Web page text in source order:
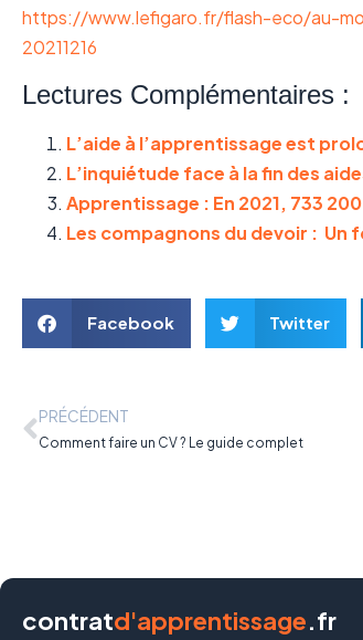
https://www.lefigaro.fr/flash-eco/au-
20211216
Lectures Complémentaires :
L’aide à l’apprentissage est
L’inquiétude face à la fin des
Apprentissage : En 2021, 733
Les compagnons du devoir :
Facebook Twitter
PRÉCÉDENT
Comment faire un CV ? Le guide complet
contratd'apprentissage.fr